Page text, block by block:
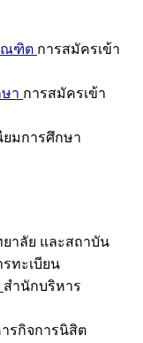
ณฑิต การสมัครเข้า
า การสมัครเข้า
ยมการศึกษา
าลัย และสถาบัน
ทะเบียน
สำนักบริหาร
รกิจการนิสิต